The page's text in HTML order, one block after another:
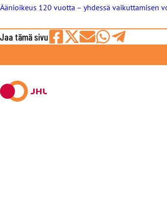
Äänioikeus 120 vuotta – yhdessä vaikuttamisen
Jaa tämä sivu